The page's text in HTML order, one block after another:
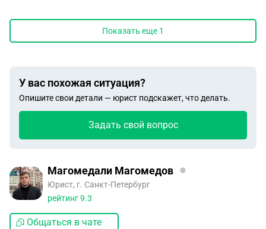
Показать еще 1
У вас похожая ситуация?
Опишите свои детали — юрист подскажет, что делать.
Задать свой вопрос
Магомедали Магомедов
Юрист, г. Санкт-Петербург
рейтинг9.3
Общаться в чате